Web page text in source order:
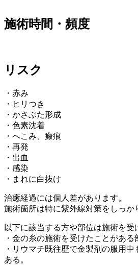
施術時間・頻度
リスク
・赤み
・ヒリつき
・かさぶた形成
・色素沈着
・へこみ、瘢痕
・再発
・出血
・感染
・まれに白抜け
治癒経過には個人差があります。
施術箇所は特に紫外線対策をしっか
以下に該当する方や部位は施術を受
・金の糸の施術を受けたことがある
・リウマチ既往歴で金製剤の服用
ある。